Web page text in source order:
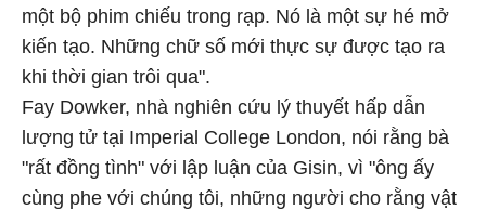
một bộ phim chiếu trong rạp. Nó là một sự hé mở
kiến tạo. Những chữ số mới thực sự được tạo ra
khi thời gian trôi qua".
Fay Dowker, nhà nghiên cứu lý thuyết hấp dẫn
lượng tử tại Imperial College London, nói rằng bà
"rất đồng tình" với lập luận của Gisin, vì "ông ấy
cùng phe với chúng tôi, những người cho rằng vật